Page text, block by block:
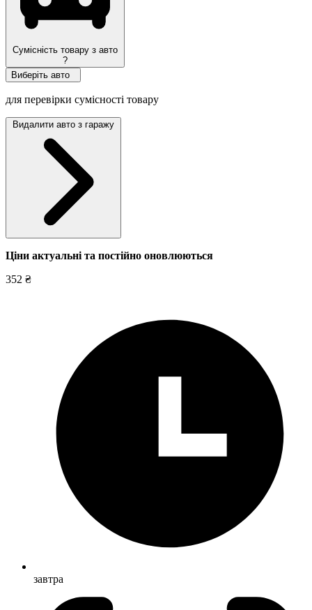
Сумісність товару з авто
?
Виберіть авто
для перевірки сумісності товару
Видалити авто з гаражу
Ціни актуальні та постійно оновлюються
352 ₴
завтра